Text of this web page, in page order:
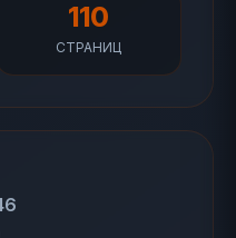
110
СТРАНИЦ